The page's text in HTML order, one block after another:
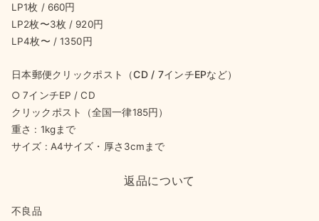
LP1枚 / 660円
LP2枚〜3枚 / 920円
LP4枚〜 / 1350円
日本郵便クリックポスト（CD / 7インチEPなど）
○ 7インチEP / CD
クリックポスト（全国一律185円）
重さ : 1kgまで
サイズ : A4サイズ・厚さ3cmまで
返品について
不良品